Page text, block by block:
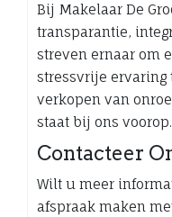
Bij Makelaar De
transparantie,
streven ernaar om
stressvrije
verkopen van
staat bij ons voorop.
Contacteer
Wilt u meer
afspraak maken